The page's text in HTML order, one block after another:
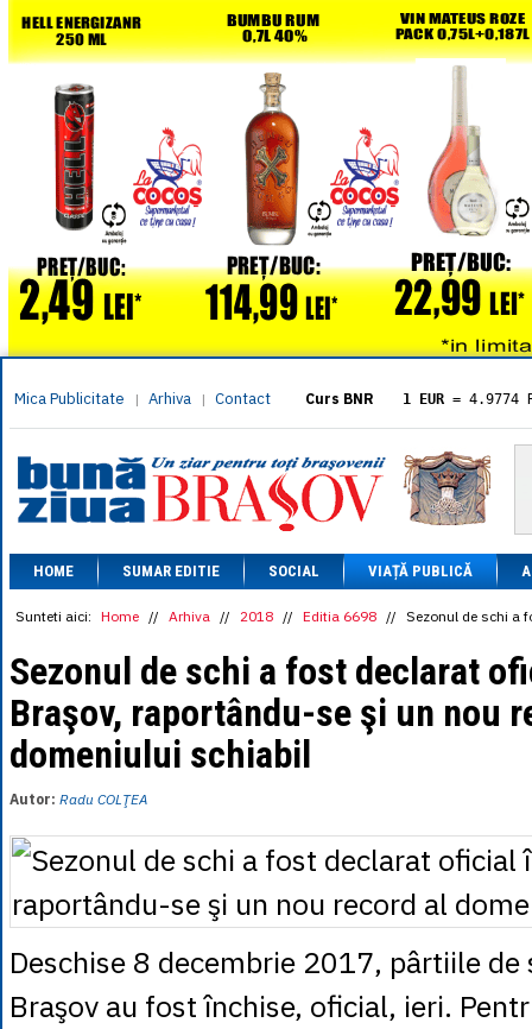
Mica Publicitate | Arhiva | Contact Curs BNR 1 EUR = 4.9774
= 5.8304
1 XAU= 464.4611
1 AED= 1.1933
1 AUD= 2.7957
1 BGN= 2.5449
1 CAD= 3.1559
1 CHF= 5.2813
1 CNY= 0.6015
1 DKK
= 0.6668
1 EGP = 0.0860
1 INR
= 0.0513
1 NZD
= 2.6097
1 PLN= 1.1646
1 RSD= 0.0425
1 RUB= 0.0530
1 TRY = 0.1141
1 UAH = 0.1048
1 XDR = 5.9383
1 ZAR = 0.2318
HOME SUMAR EDITIE SOCIAL VIAȚĂ PUBLICĂ
Sunteti aici: Home // Arhiva // 2018 // Editia 6698 // Sezonul de schi a
Sezonul de schi a fost declarat
Braşov, raportându-se şi un nou
domeniului schiabil
Autor: Radu COLŢEA
Deschise 8 decembrie 2017, pârtiile de
Braşov au fost închise, oficial, ieri.